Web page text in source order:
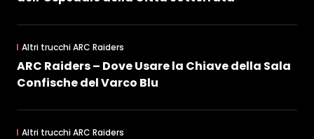
Altri trucchi ARC Raiders
ARC Raiders – Dove Usare la Chiave della Sala
Confische del Varco Blu
Altri trucchi ARC Raiders